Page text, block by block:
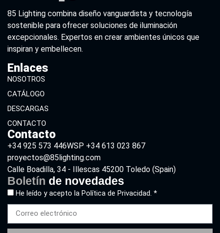
85 Lighting combina diseño vanguardista y tecnología
sostenible para ofrecer soluciones de iluminación
excepcionales. Expertos en crear ambientes únicos que
inspiran y embellecen.
Enlaces
NOSOTROS
CATÁLOGO
DESCARGAS
CONTACTO
Contacto
+34 925 573 446WSP +34 613 023 867
proyectos@85lighting.com
Calle Boadilla, 34 - Illescas 45200 Toledo (Spain)
Boletín de novedades
He leído y acepto la Política de Privacidad. *